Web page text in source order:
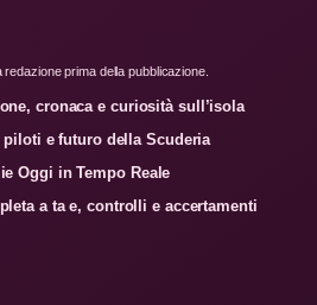
prima della pubblicazione.
cronaca e curiosità sull’isola
e futuro della Scuderia
Oggi in Tempo Reale
a ta e, controlli e accertamenti